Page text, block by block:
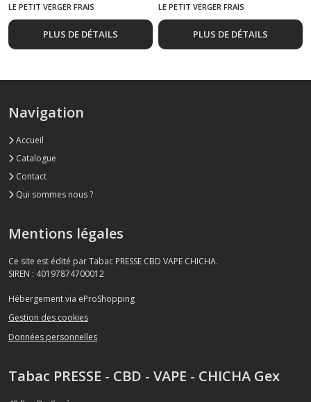
LE PETIT VERGER FRAIS
PLUS DE DÉTAILS
LE PETIT VERGER FRAIS
PLUS DE DÉTAILS
Navigation
Accueil
Catalogue
Contact
Qui sommes nous ?
Mentions légales
Ce site est édité par Tabac PRESSE CBD VAPE CHICHA.
SIREN : 40197874700012
Hébergement via eProShopping
Gestion des cookies
Données personnelles
Tabac PRESSE - CBD - VAPE - CHICHA Gex